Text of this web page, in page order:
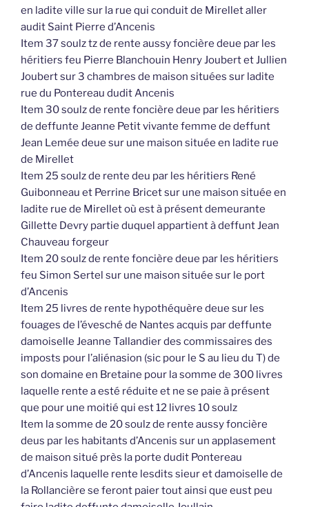
en ladite ville sur la rue qui conduit de Mirellet aller
audit Saint Pierre d’Ancenis
Item 37 soulz tz de rente aussy foncière deue par les
héritiers feu Pierre Blanchouin Henry Joubert et Jullien
Joubert sur 3 chambres de maison situées sur ladite
rue du Pontereau dudit Ancenis
Item 30 soulz de rente foncière deue par les héritiers
de deffunte Jeanne Petit vivante femme de deffunt
Jean Lemée deue sur une maison située en ladite rue
de Mirellet
Item 25 soulz de rente deu par les héritiers René
Guibonneau et Perrine Bricet sur une maison située en
ladite rue de Mirellet où est à présent demeurante
Gillette Devry partie duquel appartient à deffunt Jean
Chauveau forgeur
Item 20 soulz de rente foncière deue par les héritiers
feu Simon Sertel sur une maison située sur le port
d’Ancenis
Item 25 livres de rente hypothéquère deue sur les
fouages de l’évesché de Nantes acquis par deffunte
damoiselle Jeanne Tallandier des commissaires des
imposts pour l’aliénasion (sic pour le S au lieu du T) de
son domaine en Bretaine pour la somme de 300 livres
laquelle rente a esté réduite et ne se paie à présent
que pour une moitié qui est 12 livres 10 soulz
Item la somme de 20 soulz de rente aussy foncière
deus par les habitants d’Ancenis sur un applasement
de maison situé près la porte dudit Pontereau
d’Ancenis laquelle rente lesdits sieur et damoiselle de
la Rollancière se feront paier tout ainsi que eust peu